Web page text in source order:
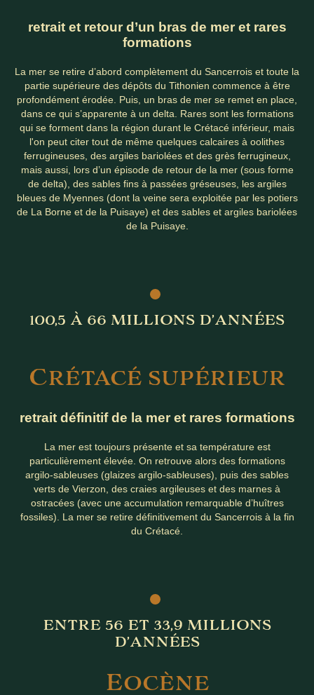
retrait et retour d’un bras de mer et rares
formations
La mer se retire d’abord complètement du Sancerrois et toute la
partie supérieure des dépôts du Tithonien commence à être
profondément érodée. Puis, un bras de mer se remet en place,
dans ce qui s’apparente à un delta. Rares sont les formations
qui se forment dans la région durant le Crétacé inférieur, mais
l'on peut citer tout de même quelques calcaires à oolithes
ferrugineuses, des argiles bariolées et des grès ferrugineux,
mais aussi, lors d’un épisode de retour de la mer (sous forme
de delta), des sables fins à passées gréseuses, les argiles
bleues de Myennes (dont la veine sera exploitée par les potiers
de La Borne et de la Puisaye) et des sables et argiles bariolées
de la Puisaye.
CRÉTACÉ SUPÉRIEUR
retrait définitif de la mer et rares formations
La mer est toujours présente et sa température est
particulièrement élevée. On retrouve alors des formations
argilo-sableuses (glaizes argilo-sableuses), puis des sables
verts de Vierzon, des craies argileuses et des marnes à
ostracées (avec une accumulation remarquable d’huîtres
fossiles). La mer se retire définitivement du Sancerrois à la fin
du Crétacé.
100,5 À 66 MILLIONS D’ANNÉES
EOCÈNE
ENTRE 56 ET 33,9 MILLIONS
D’ANNÉES